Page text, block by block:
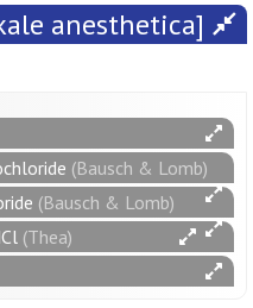
anesthetica]
(Bausch & Lomb)
(Bausch & Lomb)
(Thea)